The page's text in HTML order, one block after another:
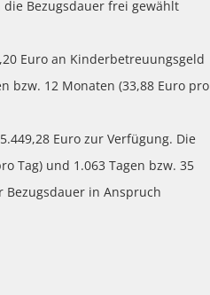
Bezugsdauer frei gewählt
Euro an Kinderbetreuungsgeld
bzw. 12 Monaten (33,88 Euro pro
Euro zur Verfügung. Die
Tag) und 1.063 Tagen bzw. 35
Bezugsdauer in Anspruch